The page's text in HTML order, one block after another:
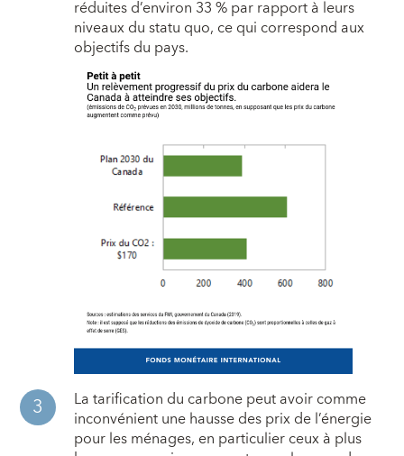
réduites d’environ 33 % par rapport à leurs
niveaux du statu quo, ce qui correspond aux
objectifs du pays.
La tarification du carbone peut avoir comme
inconvénient une hausse des prix de l’énergie
pour les ménages, en particulier ceux à plus